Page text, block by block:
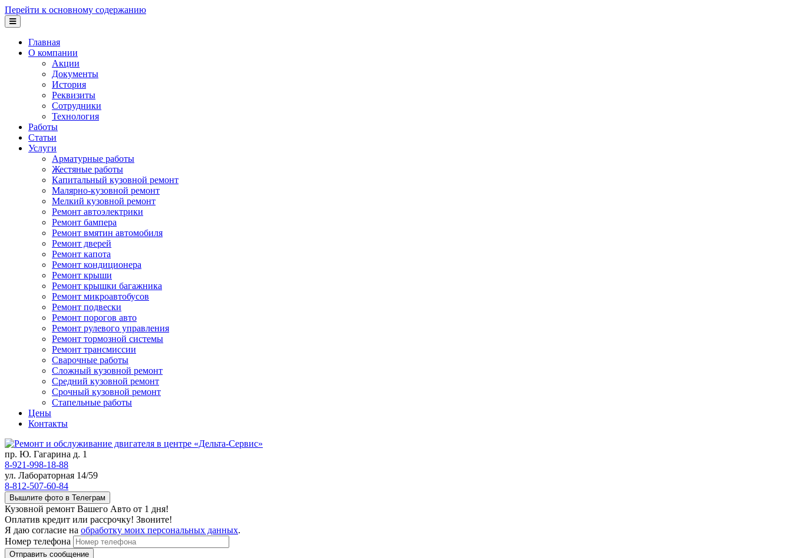
Перейти к основному содержанию
Главная
О компании
Акции
Документы
История
Реквизиты
Сотрудники
Технология
Работы
Статьи
Услуги
Арматурные работы
Жестяные работы
Капитальный кузовной ремонт
Малярно-кузовной ремонт
Мелкий кузовной ремонт
Ремонт автоэлектрики
Ремонт бампера
Ремонт вмятин автомобиля
Ремонт дверей
Ремонт капота
Ремонт кондиционера
Ремонт крыши
Ремонт крышки багажника
Ремонт микроавтобусов
Ремонт подвески
Ремонт порогов авто
Ремонт рулевого управления
Ремонт тормозной системы
Ремонт трансмиссии
Сварочные работы
Сложный кузовной ремонт
Средний кузовной ремонт
Срочный кузовной ремонт
Стапельные работы
Цены
Контакты
пр. Ю. Гагарина д. 1
8-921-998-18-88
ул. Лабораторная 14/59
8-812-507-60-84
Вышлите фото в Телеграм
Кузовной ремонт Вашего Авто от 1 дня!
Оплатив кредит или рассрочку! Звоните!
Я даю согласие на обработку моих персональных данных.
Номер телефона